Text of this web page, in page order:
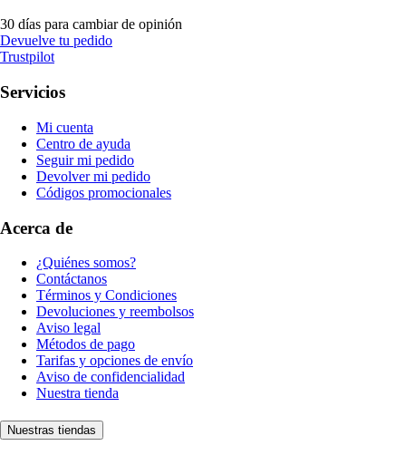
30 días para cambiar de opinión
Devuelve tu pedido
Trustpilot
Servicios
Mi cuenta
Centro de ayuda
Seguir mi pedido
Devolver mi pedido
Códigos promocionales
Acerca de
¿Quiénes somos?
Contáctanos
Términos y Condiciones
Devoluciones y reembolsos
Aviso legal
Métodos de pago
Tarifas y opciones de envío
Aviso de confidencialidad
Nuestra tienda
Nuestras tiendas